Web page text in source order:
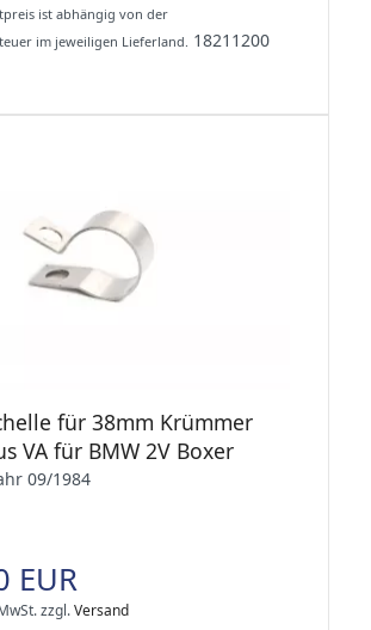
ist abhängig von der
im jeweiligen Lieferland. 18211200
für 38mm Krümmer
VA für BMW 2V Boxer
09/1984
EUR
zzgl.Versand